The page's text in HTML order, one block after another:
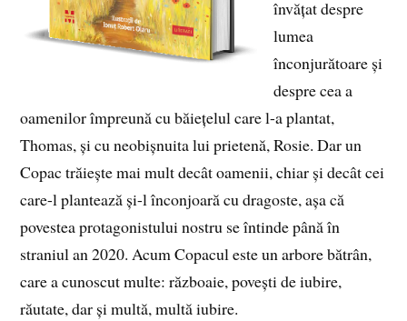
învățat despre
lumea
înconjurătoare și
despre cea a
oamenilor împreună cu băiețelul care l-a plantat,
Thomas, și cu neobișnuita lui prietenă, Rosie. Dar un
Copac trăiește mai mult decât oamenii, chiar și decât cei
care-l plantează și-l înconjoară cu dragoste, așa că
povestea protagonistului nostru se întinde până în
straniul an 2020. Acum Copacul este un arbore bătrân,
care a cunoscut multe: războaie, povești de iubire,
răutate, dar și multă, multă iubire.